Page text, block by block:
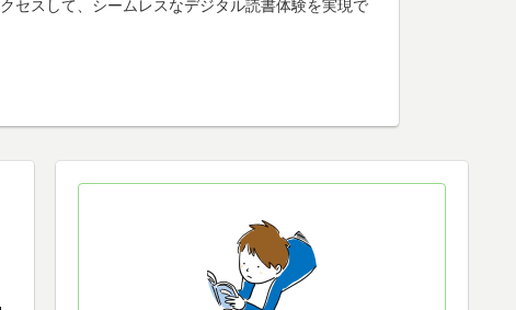
セスして、シームレスなデジタル読書体験を実現で